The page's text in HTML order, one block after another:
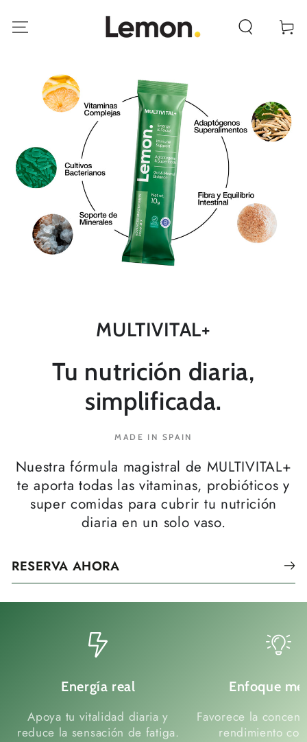
CONTINGUT
Cistella
MULTIVITAL+
Tu nutrición diaria,
simplificada.
MADE IN SPAIN
Nuestra fórmula magistral de MULTIVITAL+
te aporta todas las vitaminas, probióticos y
super comidas para cubrir tu nutrición
diaria en un solo vaso.
RESERVA AHORA
Energía real
Apoya tu vitalidad diaria y
reduce la sensación de fatiga.
Enfoque
Favorece la
rendimiento